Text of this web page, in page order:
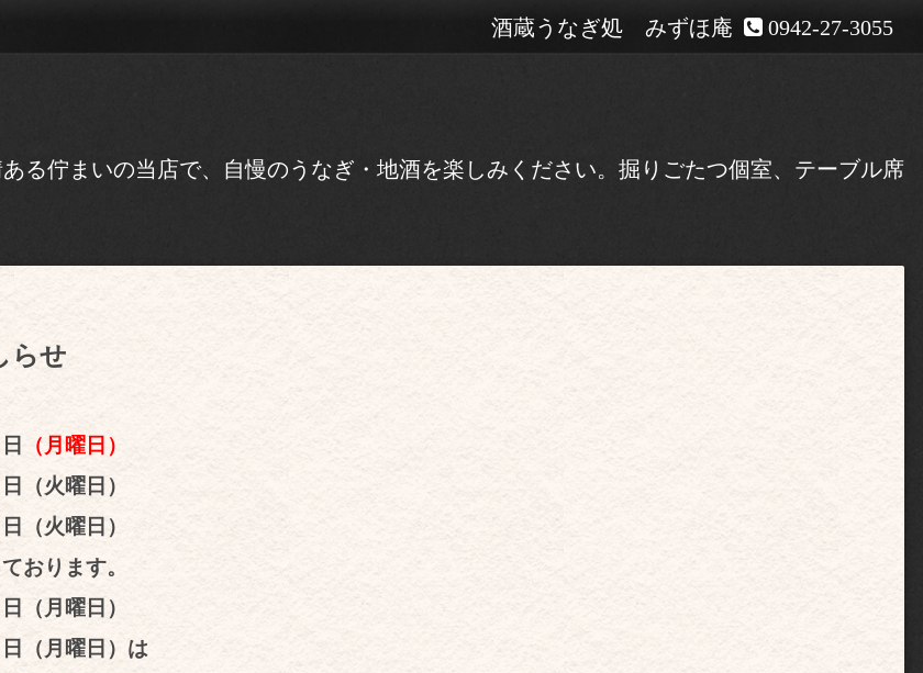
0942-27-3055
酒蔵うなぎ処 みずほ庵
る佇まいの当店で、自慢のうなぎ・地酒を楽しみください。掘りごたつ個室、テーブル席
らせ
（月曜日）
（火曜日）
（火曜日）
おります。
（月曜日）
（月曜日）は